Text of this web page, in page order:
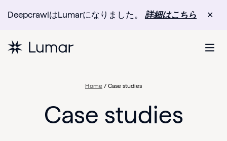
DeepcrawlはLumarになりました。 詳細はこちら ✕
Home / Case studies
Case studies